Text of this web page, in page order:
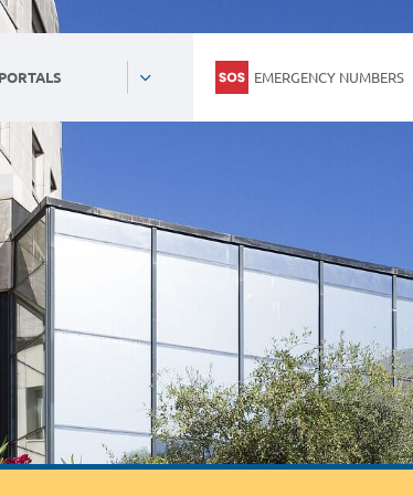
EMERGENCY NUMBERS